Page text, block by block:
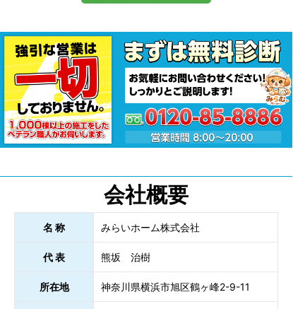
会社概要
名 称 みらいホーム株式会社
代 表 熊坂 治樹
所在地 神奈川県横浜市旭区鶴ヶ峰2-9-11